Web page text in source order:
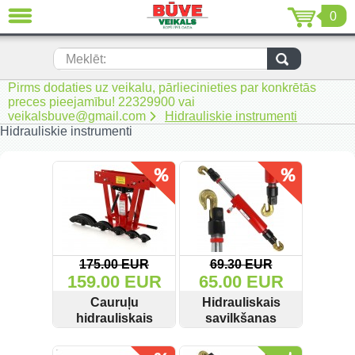
0
Meklēt:
Pirms dodaties uz veikalu, pārliecinieties par konkrētās
preces pieejamību! 22329900 vai
veikalsbuve@gmail.com
Hidrauliskie instrumenti
Hidrauliskie instrumenti
175.00 EUR
159.00 EUR
Cauruļu
hidrauliskais
M55670 KD338
SKATĪT PIRKT
69.30 EUR
65.00 EUR
Hidrauliskais
savilkšanas
virsbūves un
SKATĪT PIRKT
AIZVĒRT
Jaunumi (230)
Akumulatora instrumenti (205)
Auto ķīmija un piederumi kopšanai
Auto piederumi (7)
Celtniecības tehnika (51)
Elektroinstrumenti (69)
Rokas elektroinstrumenti (2)